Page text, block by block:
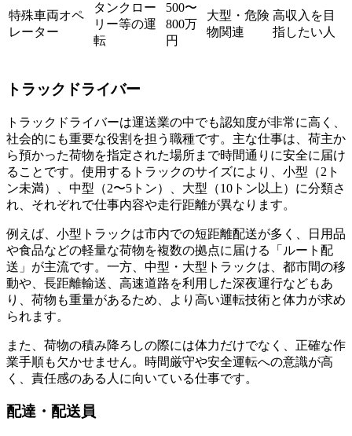
特殊車両オペ
レーター
タンクロー
リー等の運
転
500〜
800万
円
大型・危険
物関連
高収入を目
指したい人
トラックドライバー
トラックドライバーは運送業の中でも認知度が非常に高く、
社会的にも重要な役割を担う職種です。主な仕事は、荷主か
ら預かった荷物を指定された場所まで時間通りに安全に届け
ることです。使用するトラックのサイズにより、小型（2ト
ン未満）、中型（2〜5トン）、大型（10トン以上）に分類さ
れ、それぞれで仕事内容や走行距離が異なります。
例えば、小型トラックは市内での短距離配送が多く、日用品
や食品などの軽量な荷物を複数の拠点に届ける「ルート配
送」が主流です。一方、中型・大型トラックは、都市間の移
動や、長距離輸送、高速道路を利用した深夜運行などもあ
り、荷物も重量があるため、より高い運転技術と体力が求め
られます。
また、荷物の積み降ろしの際には体力だけでなく、正確な作
業手順も欠かせません。時間厳守や安全運転への意識が高
く、責任感のある人に向いている仕事です。
配達・配送員